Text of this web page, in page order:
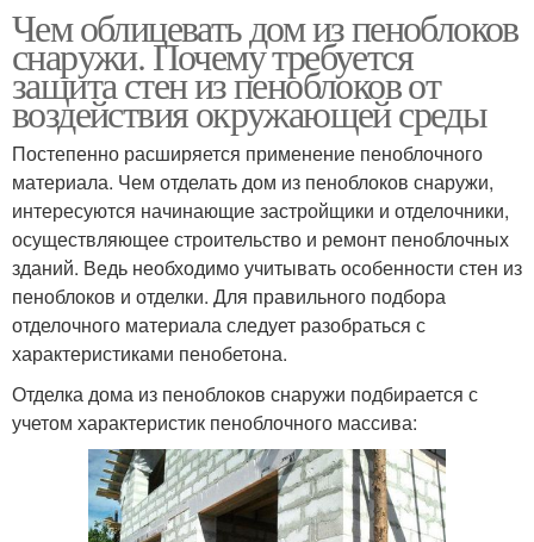
Чем облицевать дом из пеноблоков
снаружи. Почему требуется
защита стен из пеноблоков от
воздействия окружающей среды
Постепенно расширяется применение пеноблочного
материала. Чем отделать дом из пеноблоков снаружи,
интересуются начинающие застройщики и отделочники,
осуществляющее строительство и ремонт пеноблочных
зданий. Ведь необходимо учитывать особенности стен из
пеноблоков и отделки. Для правильного подбора
отделочного материала следует разобраться с
характеристиками пенобетона.
Отделка дома из пеноблоков снаружи подбирается с
учетом характеристик пеноблочного массива: